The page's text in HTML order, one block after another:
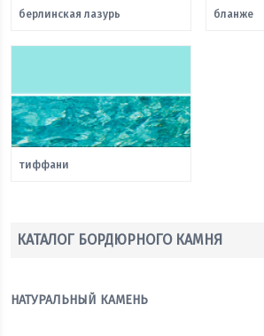
берлинская лазурь бланже
тиффани
КАТАЛОГ БОРДЮРНОГО КАМНЯ
НАТУРАЛЬНЫЙ КАМЕНЬ